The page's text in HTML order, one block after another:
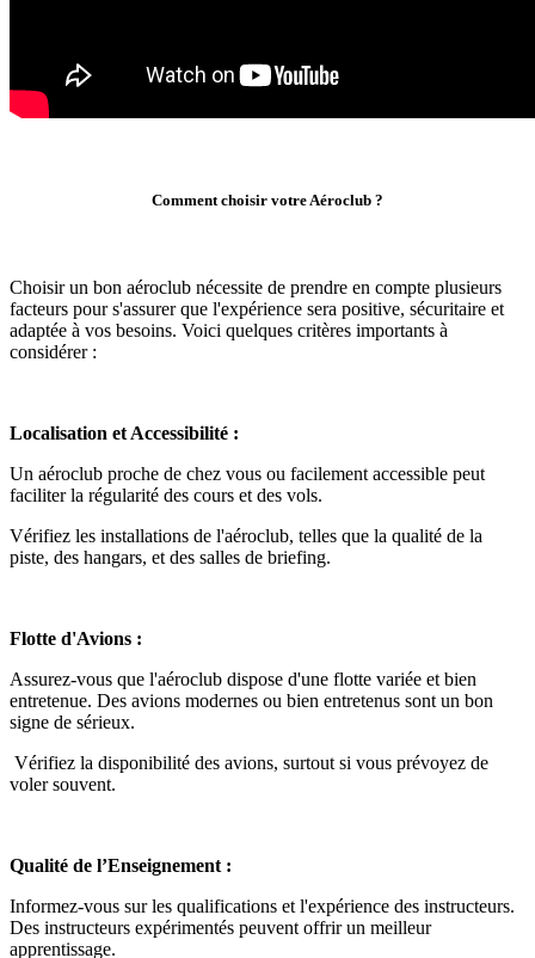
Comment choisir votre Aéroclub ?
Choisir un bon aéroclub nécessite de prendre en compte plusieurs
facteurs pour s'assurer que l'expérience sera positive, sécuritaire et
adaptée à vos besoins. Voici quelques critères importants à
considérer :
Localisation et Accessibilité :
Un aéroclub proche de chez vous ou facilement accessible peut
faciliter la régularité des cours et des vols.
Vérifiez les installations de l'aéroclub, telles que la qualité de la
piste, des hangars, et des salles de briefing.
Flotte d'Avions :
Assurez-vous que l'aéroclub dispose d'une flotte variée et bien
entretenue. Des avions modernes ou bien entretenus sont un bon
signe de sérieux.
Vérifiez la disponibilité des avions, surtout si vous prévoyez de
voler souvent.
Qualité de l’Enseignement :
Informez-vous sur les qualifications et l'expérience des instructeurs.
Des instructeurs expérimentés peuvent offrir un meilleur
apprentissage.